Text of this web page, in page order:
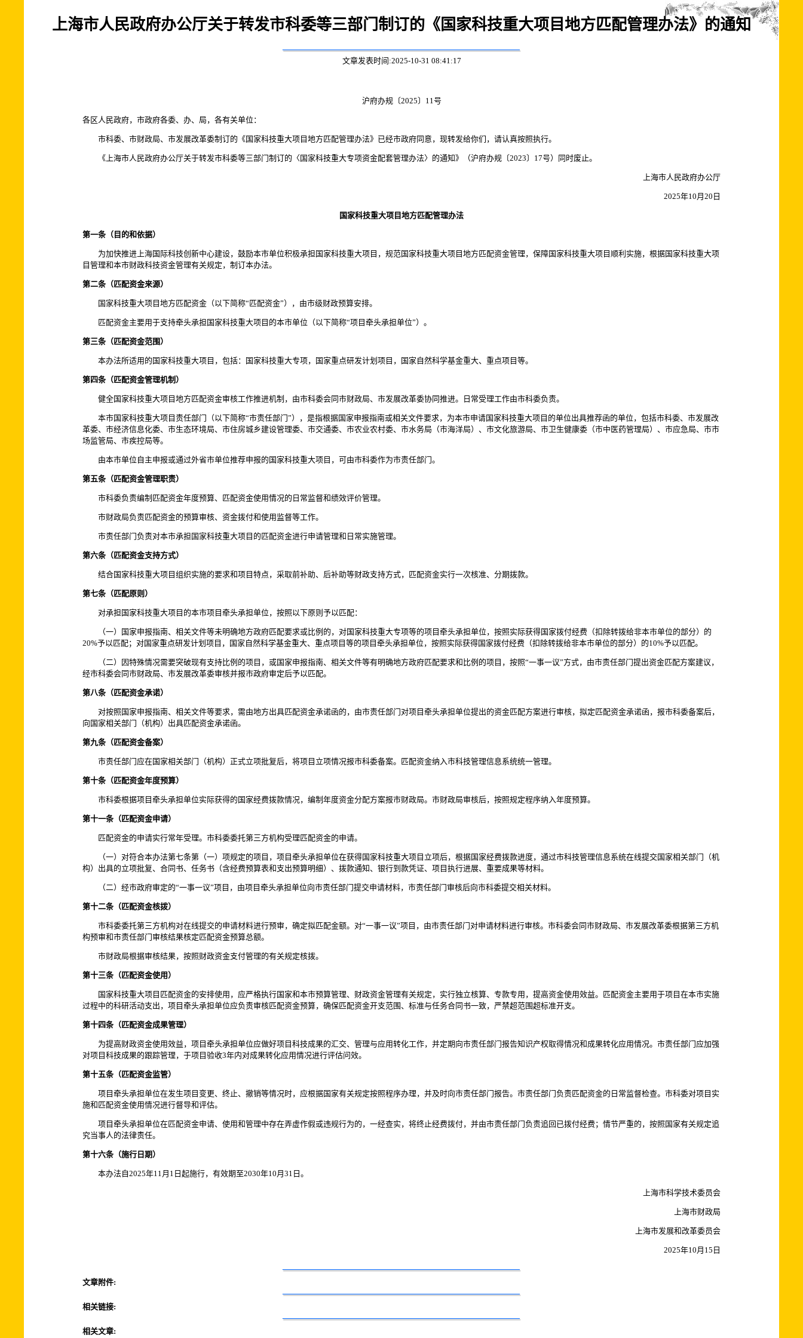
上海市人民政府办公厅关于转发市科委等三部门制订的《国家科技重大项目地方匹配管理办法》的通知
文章发表时间:2025-10-31 08:41:17
沪府办规〔2025〕11号
各区人民政府，市政府各委、办、局，各有关单位：
市科委、市财政局、市发展改革委制订的《国家科技重大项目地方匹配管理办法》已经市政府同意，现转发给你们，请认真按照执行。
《上海市人民政府办公厅关于转发市科委等三部门制订的〈国家科技重大专项资金配套管理办法〉的通知》（沪府办规〔2023〕17号）同时废止。
上海市人民政府办公厅
2025年10月20日
国家科技重大项目地方匹配管理办法
第一条（目的和依据）
为加快推进上海国际科技创新中心建设，鼓励本市单位积极承担国家科技重大项目，规范国家科技重大项目地方匹配资金管理，保障国家科技重大项目顺利实施，根据国家科技重大项
目管理和本市财政科技资金管理有关规定，制订本办法。
第二条（匹配资金来源）
国家科技重大项目地方匹配资金（以下简称“匹配资金”），由市级财政预算安排。
匹配资金主要用于支持牵头承担国家科技重大项目的本市单位（以下简称“项目牵头承担单位”）。
第三条（匹配资金范围）
本办法所适用的国家科技重大项目，包括：国家科技重大专项，国家重点研发计划项目，国家自然科学基金重大、重点项目等。
第四条（匹配资金管理机制）
健全国家科技重大项目地方匹配资金审核工作推进机制，由市科委会同市财政局、市发展改革委协同推进。日常受理工作由市科委负责。
本市国家科技重大项目责任部门（以下简称“市责任部门”），是指根据国家申报指南或相关文件要求，为本市申请国家科技重大项目的单位出具推荐函的单位，包括市科委、市发展改
革委、市经济信息化委、市生态环境局、市住房城乡建设管理委、市交通委、市农业农村委、市水务局（市海洋局）、市文化旅游局、市卫生健康委（市中医药管理局）、市应急局、市市
场监管局、市疾控局等。
由本市单位自主申报或通过外省市单位推荐申报的国家科技重大项目，可由市科委作为市责任部门。
第五条（匹配资金管理职责）
市科委负责编制匹配资金年度预算、匹配资金使用情况的日常监督和绩效评价管理。
市财政局负责匹配资金的预算审核、资金拨付和使用监督等工作。
市责任部门负责对本市承担国家科技重大项目的匹配资金进行申请管理和日常实施管理。
第六条（匹配资金支持方式）
结合国家科技重大项目组织实施的要求和项目特点，采取前补助、后补助等财政支持方式，匹配资金实行一次核准、分期拨款。
第七条（匹配原则）
对承担国家科技重大项目的本市项目牵头承担单位，按照以下原则予以匹配：
（一）国家申报指南、相关文件等未明确地方政府匹配要求或比例的，对国家科技重大专项等的项目牵头承担单位，按照实际获得国家拨付经费（扣除转拨给非本市单位的部分）的
20%予以匹配；对国家重点研发计划项目，国家自然科学基金重大、重点项目等的项目牵头承担单位，按照实际获得国家拨付经费（扣除转拨给非本市单位的部分）的10%予以匹配。
（二）因特殊情况需要突破现有支持比例的项目，或国家申报指南、相关文件等有明确地方政府匹配要求和比例的项目，按照“一事一议”方式，由市责任部门提出资金匹配方案建议，
经市科委会同市财政局、市发展改革委审核并报市政府审定后予以匹配。
第八条（匹配资金承诺）
对按照国家申报指南、相关文件等要求，需由地方出具匹配资金承诺函的，由市责任部门对项目牵头承担单位提出的资金匹配方案进行审核，拟定匹配资金承诺函，报市科委备案后，
向国家相关部门（机构）出具匹配资金承诺函。
第九条（匹配资金备案）
市责任部门应在国家相关部门（机构）正式立项批复后，将项目立项情况报市科委备案。匹配资金纳入市科技管理信息系统统一管理。
第十条（匹配资金年度预算）
市科委根据项目牵头承担单位实际获得的国家经费拨款情况，编制年度资金分配方案报市财政局。市财政局审核后，按照规定程序纳入年度预算。
第十一条（匹配资金申请）
匹配资金的申请实行常年受理。市科委委托第三方机构受理匹配资金的申请。
（一）对符合本办法第七条第（一）项规定的项目，项目牵头承担单位在获得国家科技重大项目立项后，根据国家经费拨款进度，通过市科技管理信息系统在线提交国家相关部门（机
构）出具的立项批复、合同书、任务书（含经费预算表和支出预算明细）、拨款通知、银行到款凭证、项目执行进展、重要成果等材料。
（二）经市政府审定的“一事一议”项目，由项目牵头承担单位向市责任部门提交申请材料，市责任部门审核后向市科委提交相关材料。
第十二条（匹配资金核拨）
市科委委托第三方机构对在线提交的申请材料进行预审，确定拟匹配金额。对“一事一议”项目，由市责任部门对申请材料进行审核。市科委会同市财政局、市发展改革委根据第三方机
构预审和市责任部门审核结果核定匹配资金预算总额。
市财政局根据审核结果，按照财政资金支付管理的有关规定核拨。
第十三条（匹配资金使用）
国家科技重大项目匹配资金的安排使用，应严格执行国家和本市预算管理、财政资金管理有关规定，实行独立核算、专款专用，提高资金使用效益。匹配资金主要用于项目在本市实施
过程中的科研活动支出，项目牵头承担单位应负责审核匹配资金预算，确保匹配资金开支范围、标准与任务合同书一致，严禁超范围超标准开支。
第十四条（匹配资金成果管理）
为提高财政资金使用效益，项目牵头承担单位应做好项目科技成果的汇交、管理与应用转化工作，并定期向市责任部门报告知识产权取得情况和成果转化应用情况。市责任部门应加强
对项目科技成果的跟踪管理，于项目验收3年内对成果转化应用情况进行评估问效。
第十五条（匹配资金监管）
项目牵头承担单位在发生项目变更、终止、撤销等情况时，应根据国家有关规定按照程序办理，并及时向市责任部门报告。市责任部门负责匹配资金的日常监督检查。市科委对项目实
施和匹配资金使用情况进行督导和评估。
项目牵头承担单位在匹配资金申请、使用和管理中存在弄虚作假或违规行为的，一经查实，将终止经费拨付，并由市责任部门负责追回已拨付经费；情节严重的，按照国家有关规定追
究当事人的法律责任。
第十六条（施行日期）
本办法自2025年11月1日起施行，有效期至2030年10月31日。
上海市科学技术委员会
上海市财政局
上海市发展和改革委员会
2025年10月15日
文章附件:
相关链接:
相关文章: